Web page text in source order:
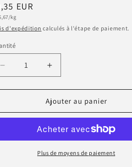
EUR
kg
d'expédition calculés à l'étape de paiement.
Réduire
la
quantité
🌙
Douce
Augmenter
la
quantité
de
🌙
Nuit
Douce
(saveur
Ajouter au panier
Plus de moyens de paiement